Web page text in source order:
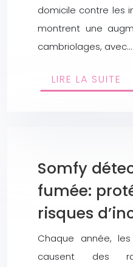
domicile contre les
montrent une
cambriolages, avec…
LIRE LA SUITE
Somfy
fumée:
risques
Chaque année,
causent des